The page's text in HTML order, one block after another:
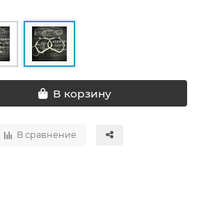
В корзину
В сравнение